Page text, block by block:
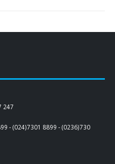
247
-(024)7301 8899 -(0236)730